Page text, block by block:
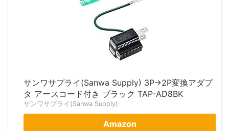
サンワサプライ(Sanwa Supply) 3P→2P変換アダプ
タ アースコード付き ブラック TAP-AD8BK
サンワサプライ(Sanwa Supply)
Amazon